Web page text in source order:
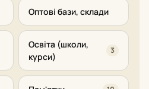
Оптові бази, склади
Освіта (школи,
курси)
3